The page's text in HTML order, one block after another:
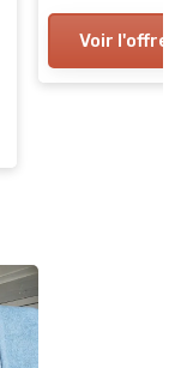
Voir l'offre